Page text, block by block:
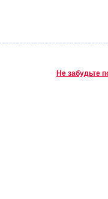
Не забудьте